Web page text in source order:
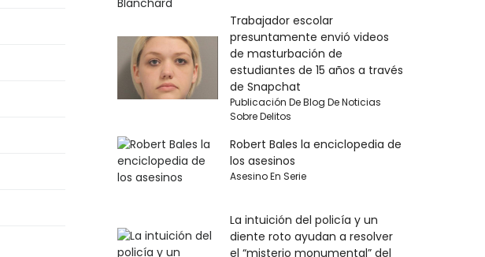
Trabajador escolar
presuntamente envió videos
de masturbación de
estudiantes de 15 años a través
de Snapchat
Publicación De Blog De Noticias
Sobre Delitos
Robert Bales la enciclopedia de
los asesinos
Asesino En Serie
La intuición del policía y un
diente roto ayudan a resolver
el “misterio monumental” del